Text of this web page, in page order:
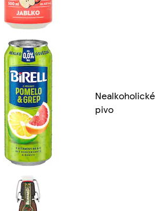
Nealkoholické
pivo